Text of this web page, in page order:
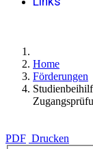
Home
Förderungen
PDF Drucken